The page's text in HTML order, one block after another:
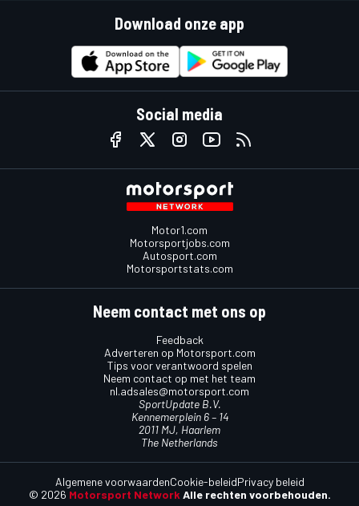
Download onze app
Social media
Motor1.com
Motorsportjobs.com
Autosport.com
Motorsportstats.com
Neem contact met ons op
Feedback
Adverteren op Motorsport.com
Tips voor verantwoord spelen
Neem contact op met het team
nl.adsales@motorsport.com
SportUpdate B.V.
Kennemerplein 6 – 14
2011 MJ, Haarlem
The Netherlands
© 2026 Motorsport Network Alle rechten voorbehouden.
Algemene voorwaardenCookie-beleidPrivacy beleid